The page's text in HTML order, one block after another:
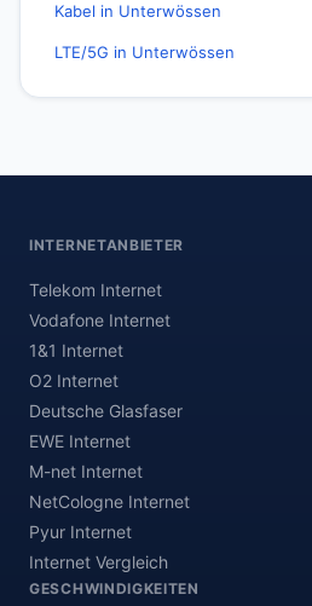
Kabel in Unterwössen
LTE/5G in Unterwössen
INTERNETANBIETER
Telekom Internet
Vodafone Internet
1&1 Internet
O2 Internet
Deutsche Glasfaser
EWE Internet
M-net Internet
NetCologne Internet
Pyur Internet
Internet Vergleich
GESCHWINDIGKEITEN